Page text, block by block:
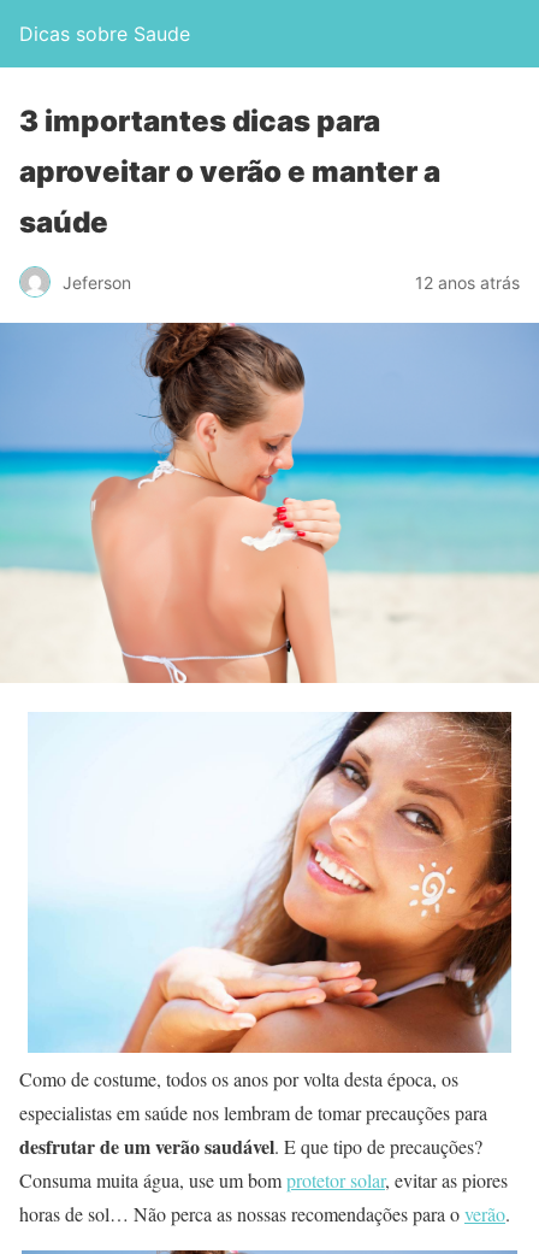
Dicas sobre Saude
3 importantes dicas para
aproveitar o verão e manter a
saúde
Jeferson 12 anos atrás
Como de costume, todos os anos por volta desta época, os
especialistas em saúde nos lembram de tomar precauções para
desfrutar de um verão saudável. E que tipo de precauções?
Consuma muita água, use um bomprotetor solar, evitar as piores
horas de sol… Não perca as nossas recomendações para overão.